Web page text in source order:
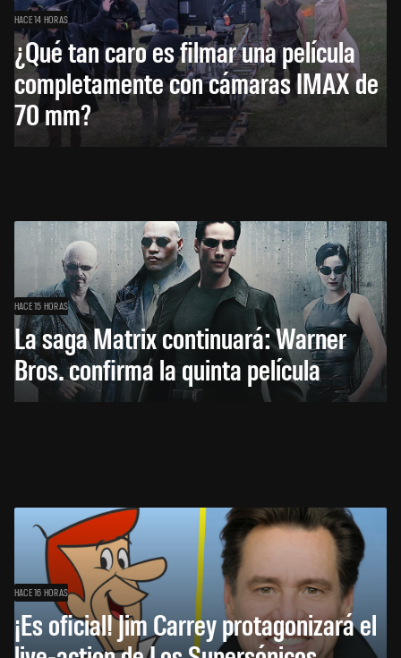
HACE 14 HORAS
¿Qué tan caro es filmar una película
completamente con cámaras IMAX de
70 mm?
HACE 15 HORAS
La saga Matrix continuará: Warner
Bros. confirma la quinta película
HACE 16 HORAS
¡Es oficial! Jim Carrey protagonizará el